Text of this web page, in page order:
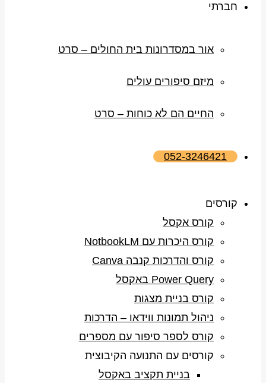
חברתי
אור במסדרונות בית החולים – סרט
מיזם סיפורים עולים
החיים הם לא כוחות – סרט
052-3246421
קורסים
קורס אקסל
קורס היכרות עם NotbookLM
קורס והדרכות קנבה Canva
Power Query באקסל
קורס בניית מצגות
ניהול תמונות ווידאו – הדרכות
קורס לספר סיפור עם מספרים
קורסים עם התנועה הקיבוצית
בניית תקציב באקסל